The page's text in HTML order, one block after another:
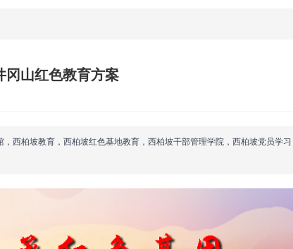
· 干部培训告别形式主义 3大西柏坡教
冈山红色教育方案
西柏坡教育，西柏坡红色基地教育，西柏坡干部管理学院，西柏坡党员学